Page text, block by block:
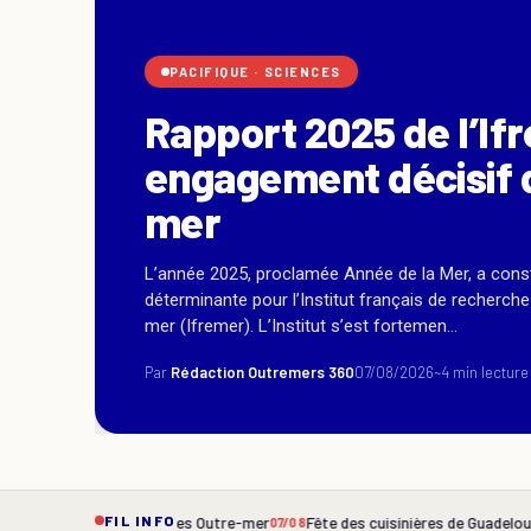
De Messi à Trump :
internationale du
Etinof au service du
Luce en Martin...
À 36 ans, Benoît Etinof, directeur de la
Luce revient en Martinique avec une ambition :
des plus grandes maisons à ses...
ParTania Imache Siméné07/08/2026~3 min lecture
FIL INFO
les Outre-mer07/08 Fête des cuisinières de Guadeloupe 2026 : 110